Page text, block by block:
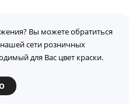
Вы можете обратиться
сети розничных
для Вас цвет краски.